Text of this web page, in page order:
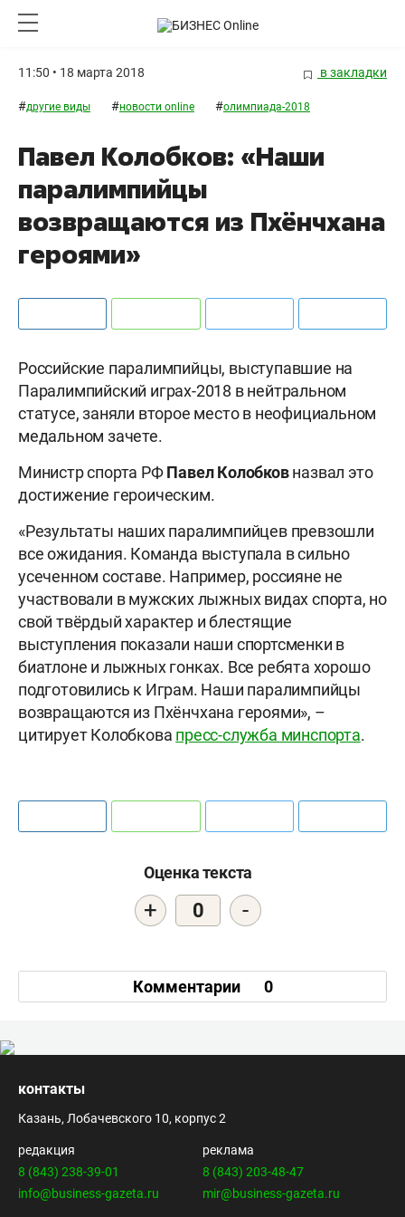
11:50 • 18 марта 2018 в закладки
#другие виды #новости online #олимпиада-2018
Павел Колобков: «Наши
паралимпийцы
возвращаются из Пхёнчхана
героями»
Российские паралимпийцы, выступавшие на
Паралимпийский играх-2018 в нейтральном
статусе, заняли второе место в неофициальном
медальном зачете.
Министр спорта РФПавел Колобковназвал это
достижение героическим.
«Результаты наших паралимпийцев превзошли
все ожидания. Команда выступала в сильно
усеченном составе. Например, россияне не
участвовали в мужских лыжных видах спорта, но
свой твёрдый характер и блестящие
выступления показали наши спортсменки в
биатлоне и лыжных гонках. Все ребята хорошо
подготовились к Играм. Наши паралимпийцы
возвращаются из Пхёнчхана героями», –
цитирует Колобкова пресс-служба минспорта.
Оценка текста
+ 0 -
Комментарии 0
контакты
Казань, Лобачевского 10, корпус 2
редакция
8 (843) 238-39-01
info@business-gazeta.ru
реклама
8 (843) 203-48-47
mir@business-gazeta.ru